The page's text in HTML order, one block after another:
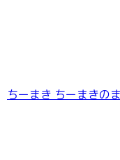
ちーまき ちーまきの